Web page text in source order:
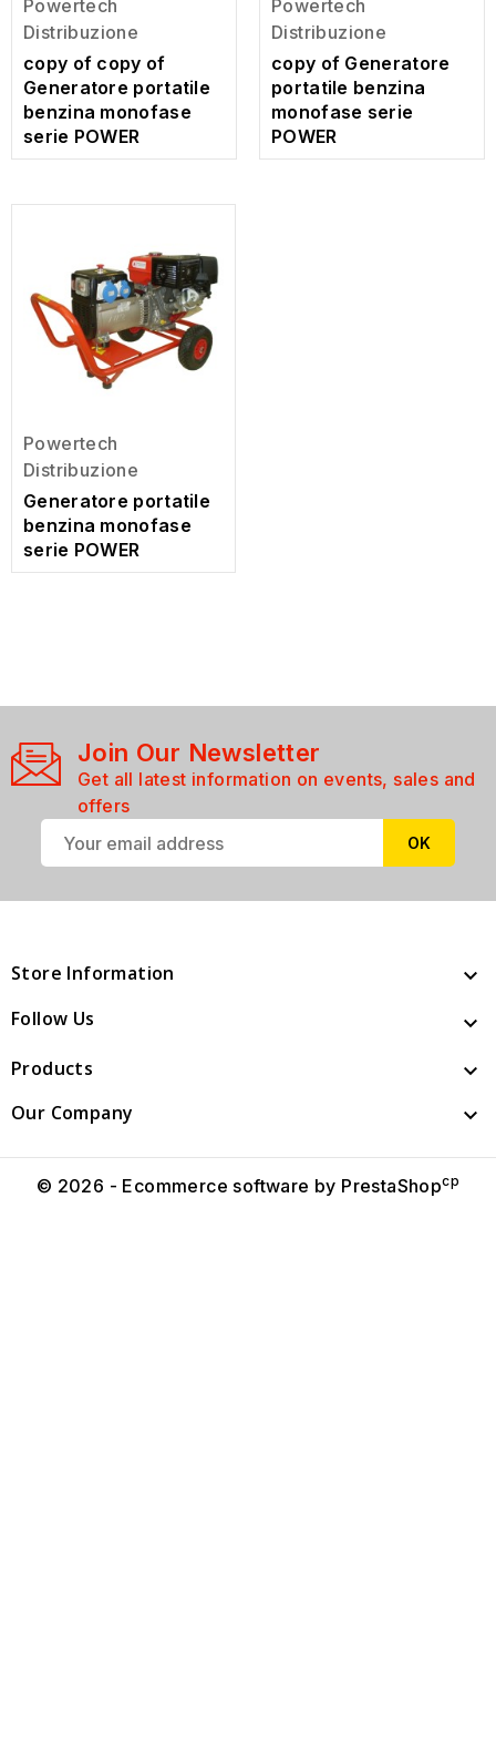
Powertech
Distribuzione
copy of copy of
Generatore portatile
benzina monofase
serie POWER
Powertech
Distribuzione
copy of Generatore
portatile benzina
monofase serie
POWER
Powertech
Distribuzione
Generatore portatile
benzina monofase
serie POWER
Join Our Newsletter
Get all latest information on events, sales and
offers
Store Information 
Follow Us 
Products 
Our Company 
© 2026 - Ecommerce software by PrestaShopcp